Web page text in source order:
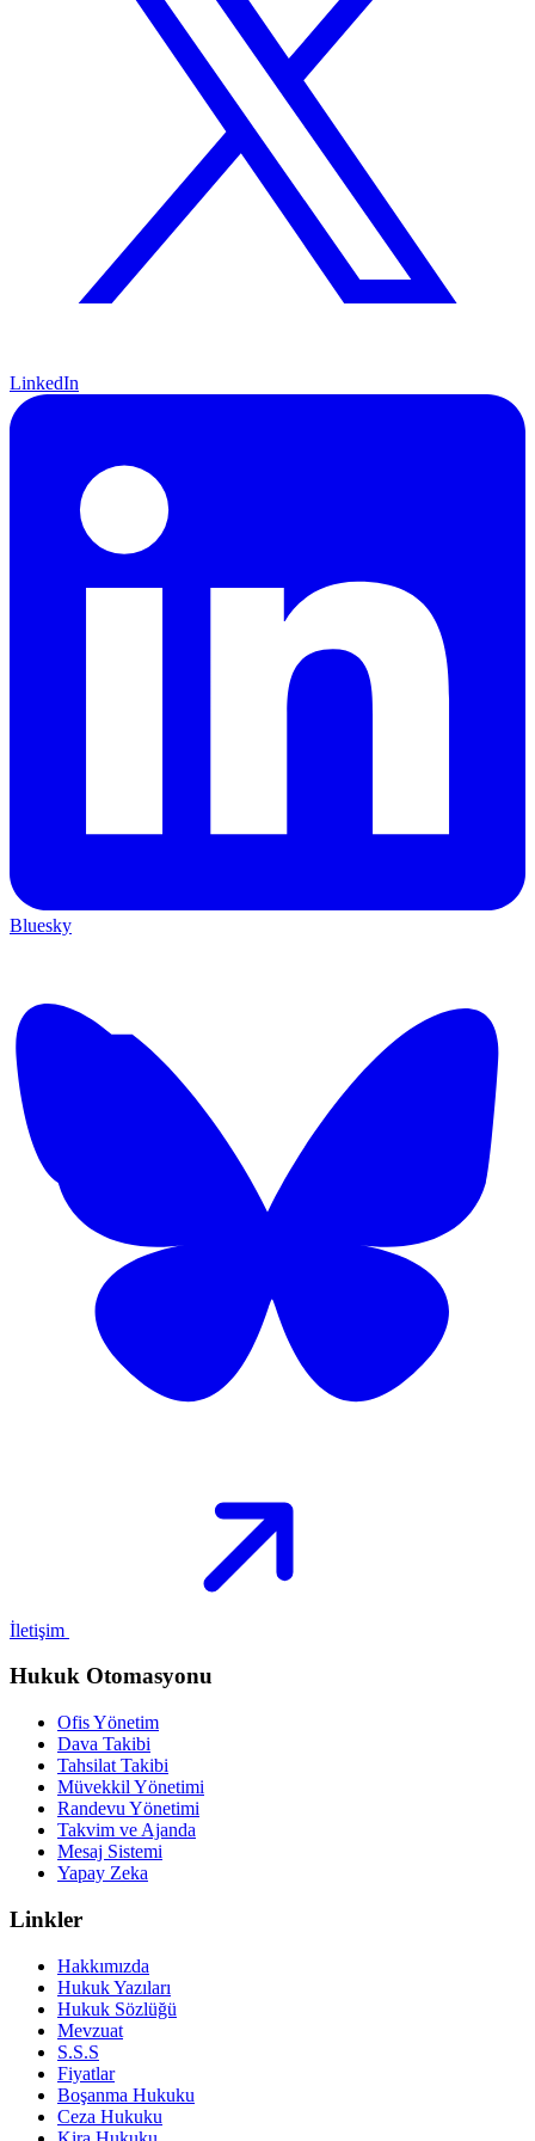
LinkedIn
Bluesky
İletişim
Hukuk Otomasyonu
Ofis Yönetim
Dava Takibi
Tahsilat Takibi
Müvekkil Yönetimi
Randevu Yönetimi
Takvim ve Ajanda
Mesaj Sistemi
Yapay Zeka
Linkler
Hakkımızda
Hukuk Yazıları
Hukuk Sözlüğü
Mevzuat
S.S.S
Fiyatlar
Boşanma Hukuku
Ceza Hukuku